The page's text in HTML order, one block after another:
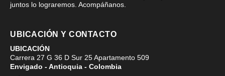
juntos lo lograremos. Acompáñanos.
UBICACIÓN Y CONTACTO
UBICACIÓN
Carrera 27 G 36 D Sur 25 Apartamento 509
Envigado - Antioquia - Colombia